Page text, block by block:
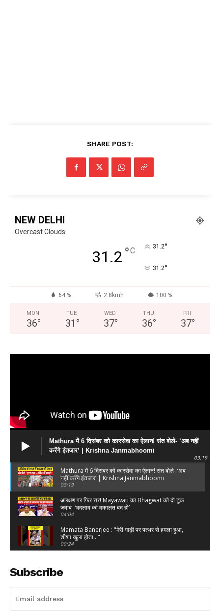
Terms of Use Agreement
SHARE POST:
NEW DELHI
Overcast Clouds
31.2 °C 31.2°
31.2°
64 % 2.8kmh 100 %
MON
36°
TUE
31 °
WED
37°
THU
36°
FRI
37°
Mathura में 6 दिसंबर को कारसेवा का ऐलान! संत बोले- ‘अब नहीं
करेंगे इंतजार’ | Krishna Janmabhoomi
03:19
Mathura में 6 दिसंबर को कारसेवा का ऐलान! संत बोले- ‘अब
नहीं करेंगे इंतजार’ | Krishna Janmabhoomi
03:19
आरक्षण पर फिर रार! Mayawati का Bhagwat को दो टूक
जवाब- ‘बदलाव की वकालत बंद हो’
04:04
Mamata Banerjee : "मेरी गाड़ी पर पत्थर से हमला हुआ,
शीशा खुला होता..."
00:24
02:10
Kalyan Banerjee : "शुभेंदु अधिकारी ने पुलिस विभाग के 12
बजा दिए हैं"
00:07
Subscribe